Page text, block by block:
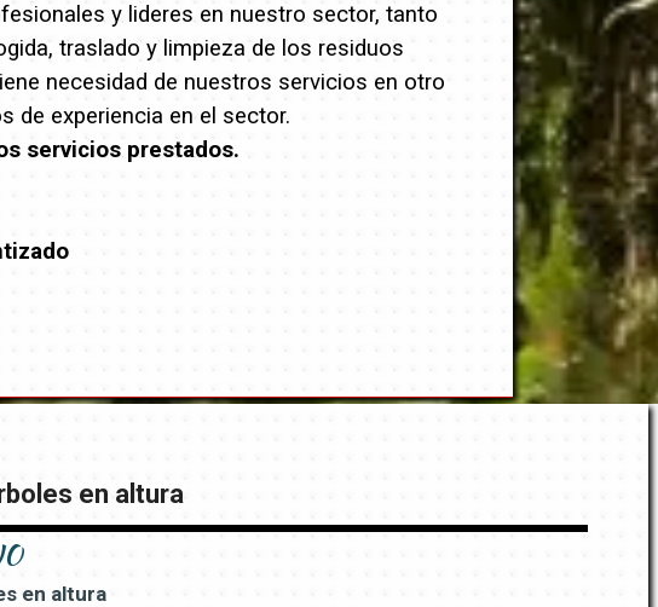
y lideres en nuestro sector, tanto
traslado y limpieza de los residuos
necesidad de nuestros servicios en otro
de experiencia en el sector.
servicios prestados.
en altura
en altura